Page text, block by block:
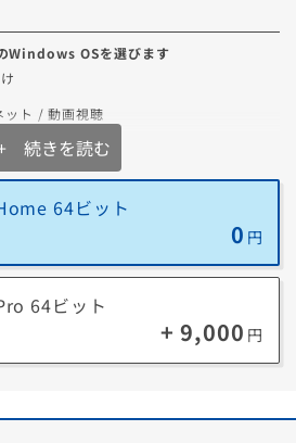
Windows OSを選びます
ット / 動画視聴
用が中心
用途向け
タを扱う
続きを読む
64ビット
0 円
64ビット
+ 9,000 円